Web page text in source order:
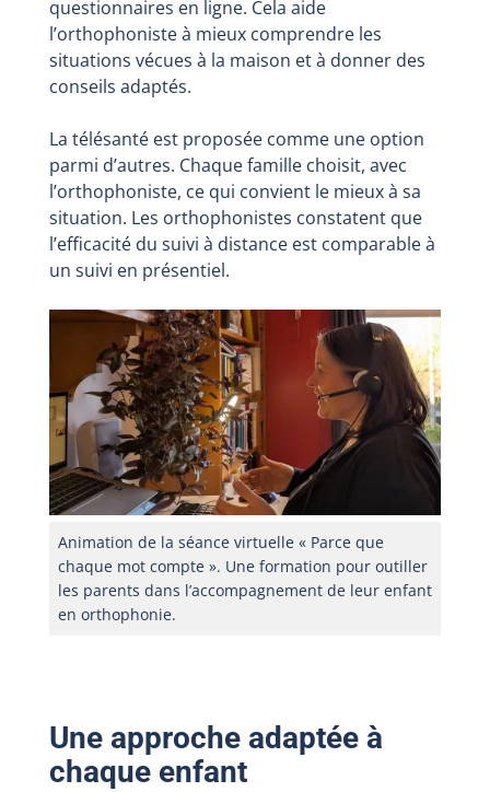
questionnaires en ligne. Cela aide
l’orthophoniste à mieux comprendre les
situations vécues à la maison et à donner des
conseils adaptés.
La télésanté est proposée comme une option
parmi d’autres. Chaque famille choisit, avec
l’orthophoniste, ce qui convient le mieux à sa
situation. Les orthophonistes constatent que
l’efficacité du suivi à distance est comparable à
un suivi en présentiel.
Animation de la séance virtuelle « Parce que
chaque mot compte ». Une formation pour outiller
les parents dans l’accompagnement de leur enfant
en orthophonie.
Une approche adaptée à
chaque enfant